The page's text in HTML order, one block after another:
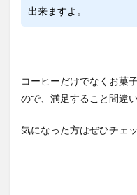
出来ますよ。
コーヒーだけでなくお菓
ので、満足すること間違
気になった方はぜひチェ